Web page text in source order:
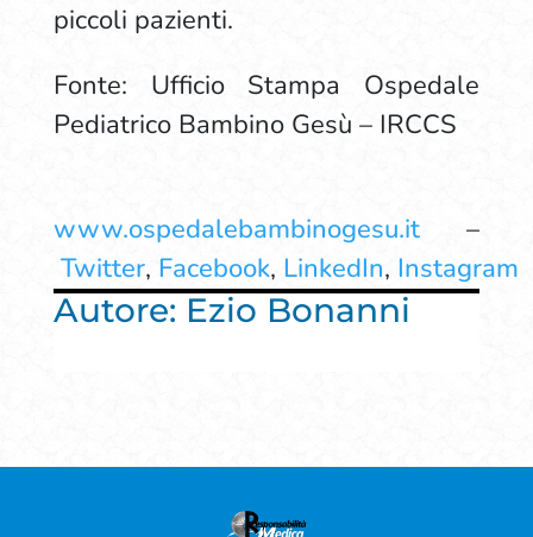
piccoli pazienti.
Fonte: Ufficio Stampa Ospedale
Pediatrico Bambino Gesù – IRCCS
www.ospedalebambinogesu.it–
Twitter, Facebook, LinkedIn, Instagram
Autore: Ezio Bonanni